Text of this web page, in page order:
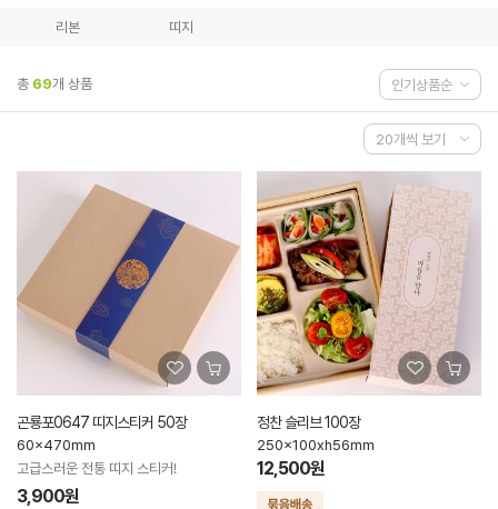
리본 띠지
총 69개 상품
곤룡포0647 띠지스티커 50장
60x470mm
고급스러운 전통 띠지 스티커!
3,900원
정찬 슬리브 100장
250x100xh56mm
12,500원